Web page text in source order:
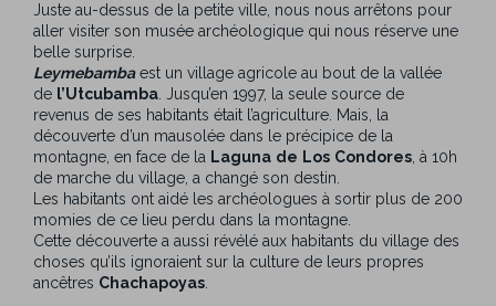
Juste au-dessus de la petite ville, nous nous arrêtons pour
aller visiter son musée archéologique qui nous réserve une
belle surprise.
Leymebambaest un village agricole au bout de la vallée
de l’Utcubamba . Jusqu’en 1997, la seule source de
revenus de ses habitants était l’agriculture. Mais, la
découverte d’un mausolée dans le précipice de la
montagne, en face de la Laguna de Los Condores , à 10h
de marche du village, a changé son destin.
Les habitants ont aidé les archéologues à sortir plus de 200
momies de ce lieu perdu dans la montagne.
Cette découverte a aussi révélé aux habitants du village des
choses qu’ils ignoraient sur la culture de leurs propres
ancêtres Chachapoyas